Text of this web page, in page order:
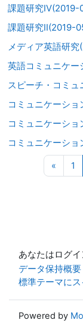
課題研究Ⅳ(2019-
課題研究II(2019-
メディア英語研
英語コミュニケ
スピーチ・コミ
コミュニケーシ
コミュニケーシ
コミュニケーシ
« 前の
1
あなたはログ
データ保持概要
標準テーマに
Powered by